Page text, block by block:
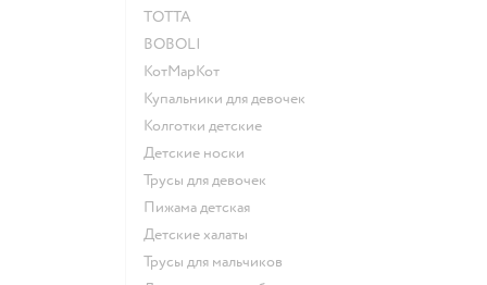
ТОТТА
BOBOLI
КотМарКот
Купальники для девочек
Колготки детские
Детские носки
Трусы для девочек
Пижама детская
Детские халаты
Трусы для мальчиков